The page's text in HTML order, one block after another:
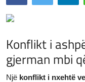
LAJME NGA BOTA
SPORT
SHENDETI
Konflikt i
gjerman mbi
Një konflikt i nxehtë